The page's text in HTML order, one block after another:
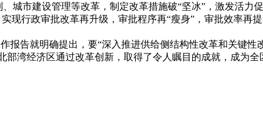
城市建设管理等改革，制定改革措施破“坚冰”，激发活力
现行政审批改革再升级，审批程序再“瘦身”，审批效率再提
报告就明确提出，要“深入推进供给侧结构性改革和关键
湾经济区通过改革创新，取得了令人瞩目的成就，成为